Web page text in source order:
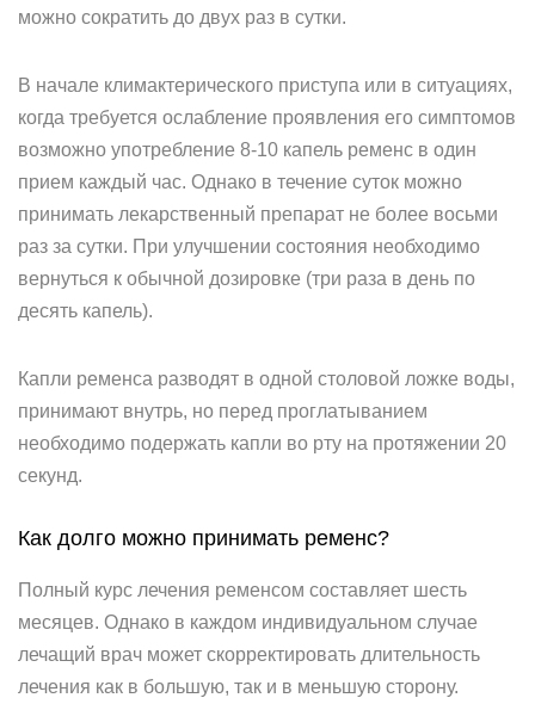
можно сократить до двух раз в сутки.
В начале климактерического приступа или в ситуациях,
когда требуется ослабление проявления его симптомов
возможно употребление 8-10 капель ременс в один
прием каждый час. Однако в течение суток можно
принимать лекарственный препарат не более восьми
раз за сутки. При улучшении состояния необходимо
вернуться к обычной дозировке (три раза в день по
десять капель).
Капли ременса разводят в одной столовой ложке воды,
принимают внутрь, но перед проглатыванием
необходимо подержать капли во рту на протяжении 20
секунд.
Как долго можно принимать ременс?
Полный курс лечения ременсом составляет шесть
месяцев. Однако в каждом индивидуальном случае
лечащий врач может скорректировать длительность
лечения как в большую, так и в меньшую сторону.